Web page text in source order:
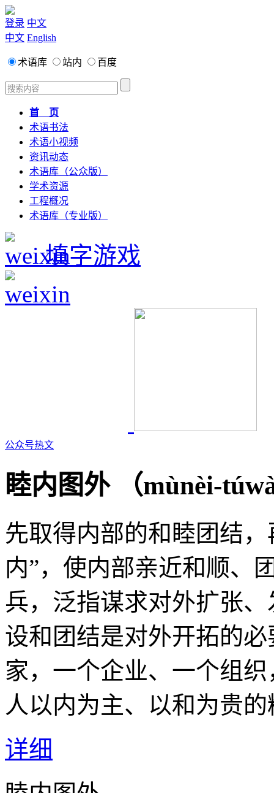
登录 中文
中文 English
术语库 站内 百度
首 页
术语书法
术语小视频
资讯动态
术语库（公众版）
学术资源
工程概况
术语库（专业版）
填字游戏
公众号热文
睦内图外 （mùnèi-
先取得内部的和睦团结
内”，使内部亲近和顺、
兵，泛指谋求对外扩张
设和团结是对外开拓的
家，一个企业、一个组
人以内为主、以和为贵
详细